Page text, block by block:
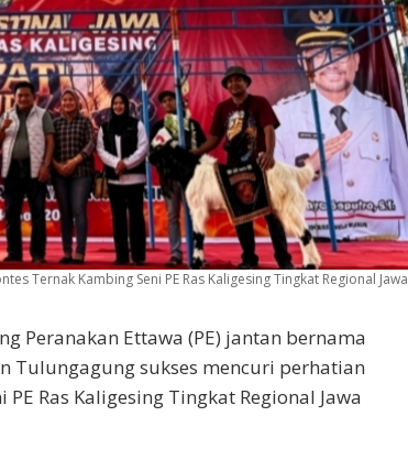
Ternak Kambing Seni PE Ras Kaligesing Tingkat Regional Jawa
Peranakan Ettawa (PE) jantan bernama
Tulungagung sukses mencuri perhatian
Ras Kaligesing Tingkat Regional Jawa